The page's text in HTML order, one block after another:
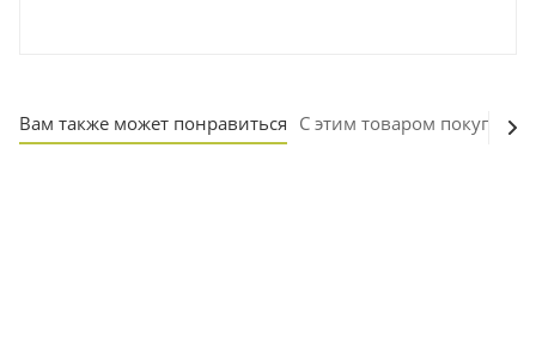
Вам также может понравиться С этим товаром покупают